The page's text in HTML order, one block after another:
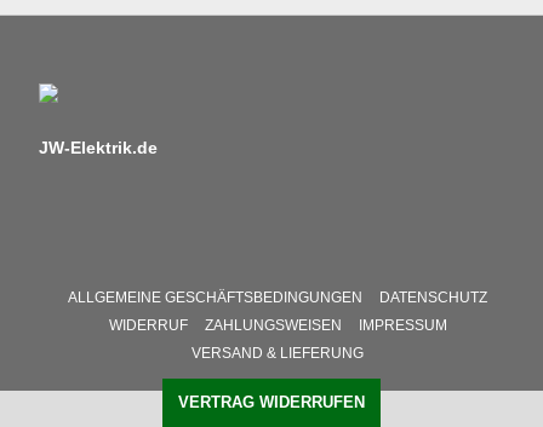
JW-Elektrik.de
ALLGEMEINE GESCHÄFTSBEDINGUNGEN
DATENSCHUTZ
WIDERRUF
ZAHLUNGSWEISEN
IMPRESSUM
VERSAND & LIEFERUNG
VERTRAG WIDERRUFEN